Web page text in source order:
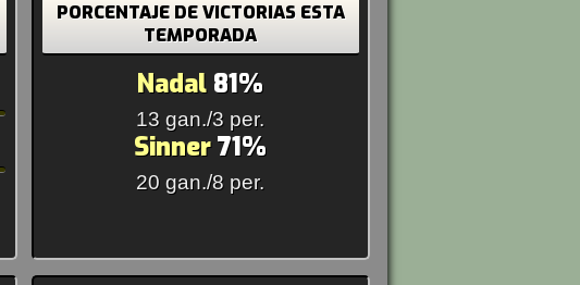
PORCENTAJE DE VICTORIAS ESTA
TEMPORADA
Nadal 81%
13 gan./3 per.
Sinner71%
20 gan./8 per.